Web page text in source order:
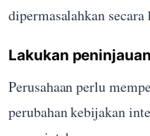
dipermasalahkan secara
Lakukan
Perusahaan perlu
perubahan kebijakan